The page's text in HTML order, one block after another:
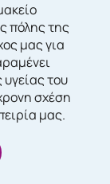
πόλης της
μας για
του
σχέση
μας.